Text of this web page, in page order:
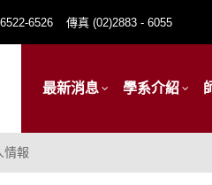
6526 傳真 (02)2883 - 6055
最新消息 學系介紹
情報